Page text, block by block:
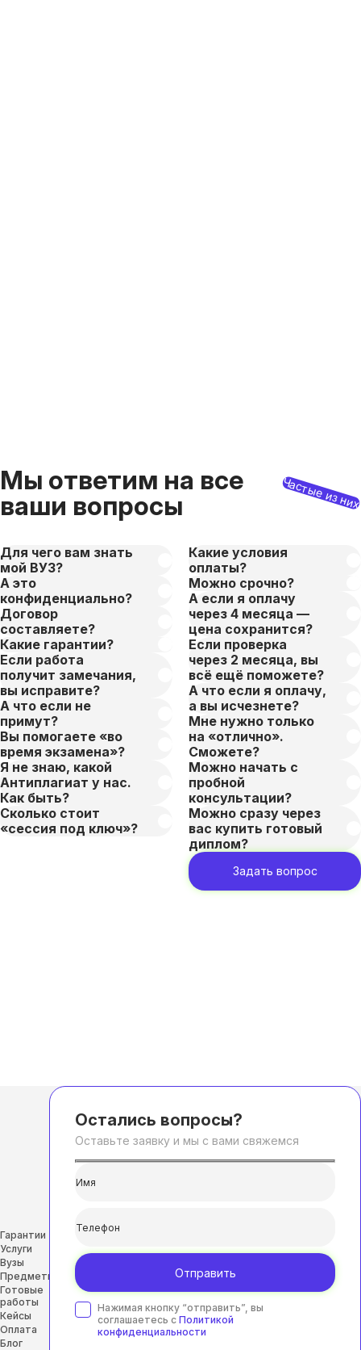
Мы ответим на все
ваши вопросы
Частые из них
Для чего вам знать
мой ВУЗ?
А это
конфиденциально?
Договор
составляете?
Какие гарантии?
Если работа
получит замечания,
вы исправите?
А что если не
примут?
Вы помогаете «во
время экзамена»?
Я не знаю, какой
Антиплагиат у нас.
Как быть?
Сколько стоит
«сессия под ключ»?
Какие условия
оплаты?
Можно срочно?
А если я оплачу
через 4 месяца —
цена сохранится?
Если проверка
через 2 месяца, вы
всё ещё поможете?
А что если я оплачу,
а вы исчезнете?
Мне нужно только
на «отлично».
Сможете?
Можно начать с
пробной
консультации?
Можно сразу через
вас купить готовый
диплом?
Задать вопрос
Гарантии
Услуги
Вузы
Предметы
Готовые
работы
Кейсы
Оплата
Блог
Остались вопросы?
Оставьте заявку и мы с вами свяжемся
Отправить
Нажимая кнопку “отправить”, вы
соглашаетесь с Политикой
конфиденциальности